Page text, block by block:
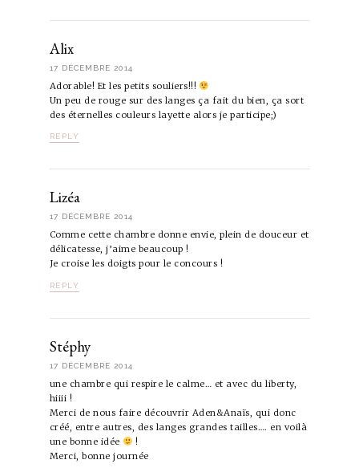
Alix
17 DÉCEMBRE 2014
Adorable! Et les petits souliers!!!
Un peu de rouge sur des langes ça fait du bien, ça sort
des éternelles couleurs layette alors je participe;)
REPLY
Lizéa
17 DÉCEMBRE 2014
Comme cette chambre donne envie, plein de douceur et
délicatesse, j’aime beaucoup !
Je croise les doigts pour le concours !
REPLY
Stéphy
17 DÉCEMBRE 2014
une chambre qui respire le calme… et avec du liberty,
hiiii !
Merci de nous faire découvrir Aden&Anaïs, qui donc
créé, entre autres, des langes grandes tailles…. en voilà
une bonne idée
!
Merci, bonne journée